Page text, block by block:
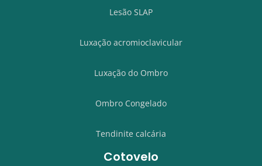
Lesão SLAP
Luxação acromioclavicular
Luxação do Ombro
Ombro Congelado
Tendinite calcária
Cotovelo